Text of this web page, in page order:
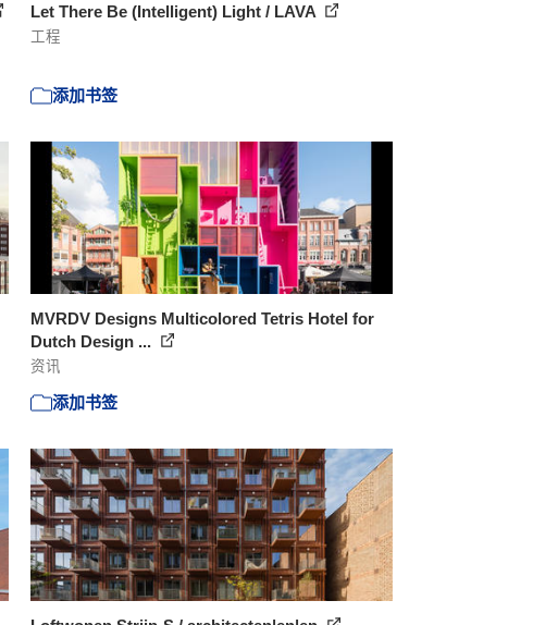
Let There Be (Intelligent) Light / LAVA
工程
添加书签
MVRDV Designs Multicolored Tetris Hotel for
Dutch Design ...
资讯
添加书签